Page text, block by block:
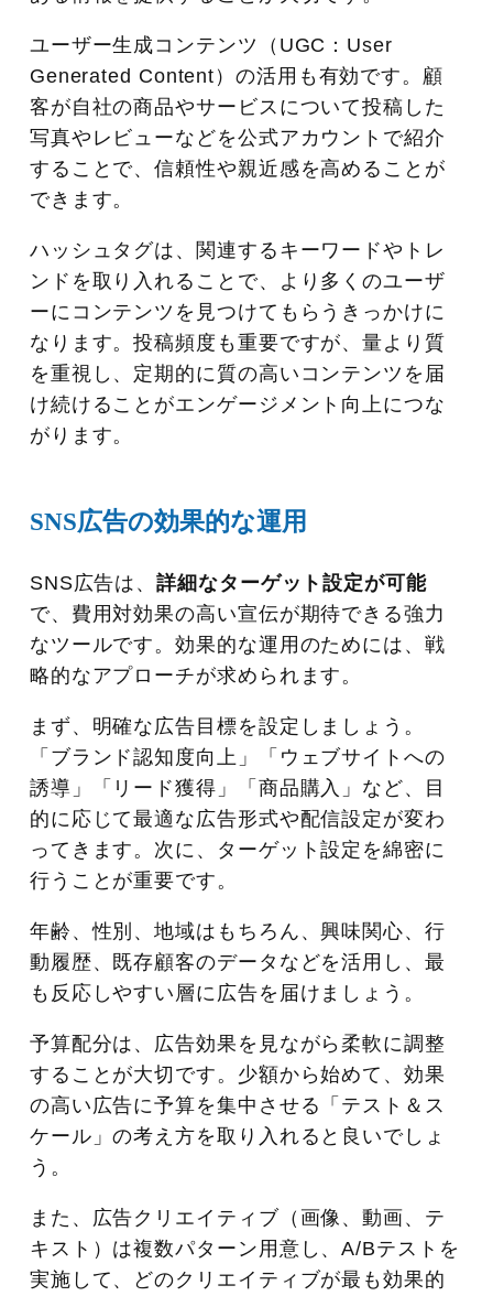
ユーザー生成コンテンツ（UGC：User
Generated Content）の活用も有効です。顧
客が自社の商品やサービスについて投稿した
写真やレビューなどを公式アカウントで紹介
することで、信頼性や親近感を高めることが
できます。
ハッシュタグは、関連するキーワードやトレ
ンドを取り入れることで、より多くのユーザ
ーにコンテンツを見つけてもらうきっかけに
なります。投稿頻度も重要ですが、量より質
を重視し、定期的に質の高いコンテンツを届
け続けることがエンゲージメント向上につな
がります。
SNS広告の効果的な運用
SNS広告は、詳細なターゲット設定が可能
で、費用対効果の高い宣伝が期待できる強力
なツールです。効果的な運用のためには、戦
略的なアプローチが求められます。
まず、明確な広告目標を設定しましょう。
「ブランド認知度向上」「ウェブサイトへの
誘導」「リード獲得」「商品購入」など、目
的に応じて最適な広告形式や配信設定が変わ
ってきます。次に、ターゲット設定を綿密に
行うことが重要です。
年齢、性別、地域はもちろん、興味関心、行
動履歴、既存顧客のデータなどを活用し、最
も反応しやすい層に広告を届けましょう。
予算配分は、広告効果を見ながら柔軟に調整
することが大切です。少額から始めて、効果
の高い広告に予算を集中させる「テスト＆ス
ケール」の考え方を取り入れると良いでしょ
う。
また、広告クリエイティブ（画像、動画、テ
キスト）は複数パターン用意し、A/Bテストを
実施して、どのクリエイティブが最も効果的